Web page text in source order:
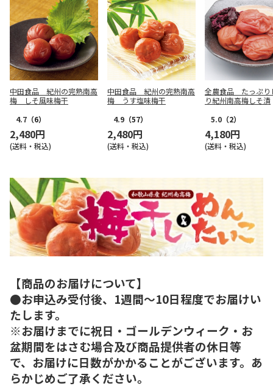
中田食品 紀州の完熟南高
梅 しそ風味梅干
4.7 （6）
2,480円
(送料・税込)
中田食品 紀州の完熟南高
梅 うす塩味梅干
4.9 （57）
2,480円
(送料・税込)
全農食品 たっぷり
り紀州南高梅しそ漬
5.0 （2）
4,180円
(送料・税込)
【商品のお届けについて】
●お申込み受付後、1週間～10日程度でお届けい
たします。
※お届けまでに祝日・ゴールデンウィーク・お
盆期間をはさむ場合及び商品提供者の休日等
で、お届けに日数がかかることがございます。あ
らかじめご了承ください。